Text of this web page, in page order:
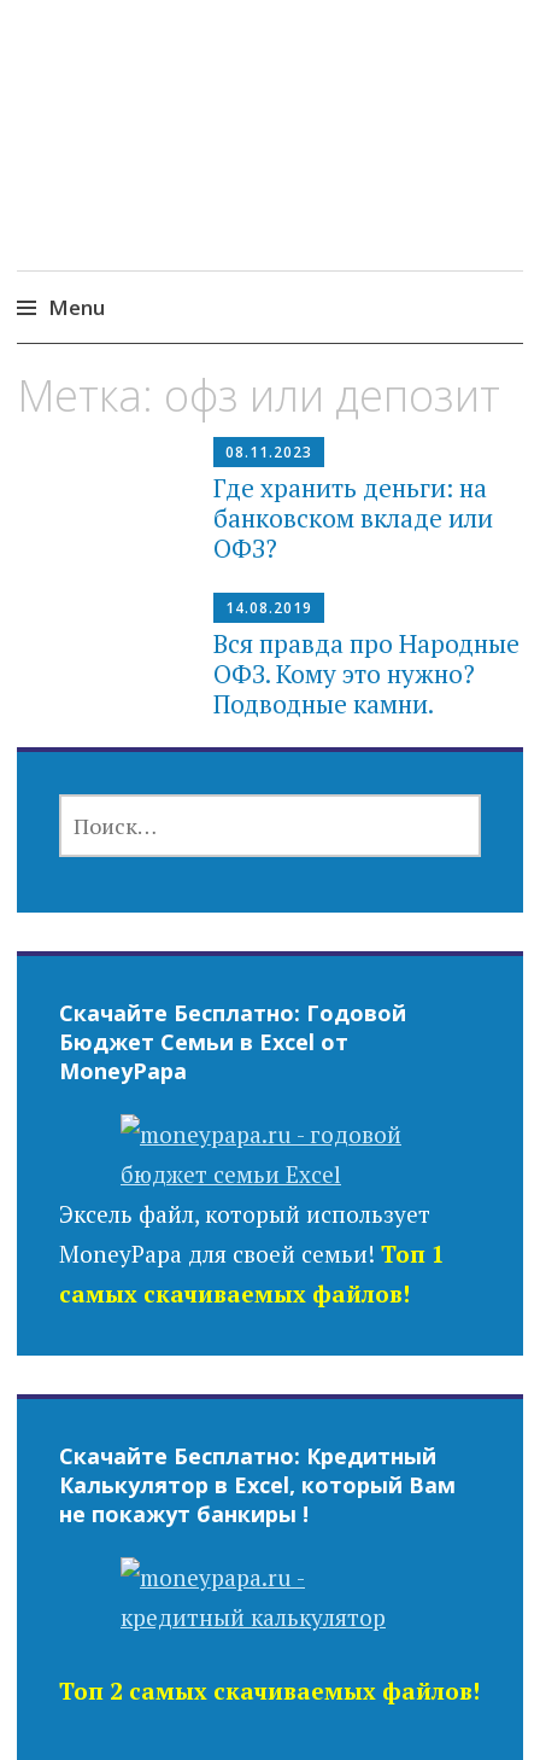
Menu
to
Метка: офз или депозит
08.11.2023
Где хранить деньги: на
банковском вкладе или
ОФЗ?
14.08.2019
Вся правда про Народные
ОФЗ. Кому это нужно?
Подводные камни.
Скачайте Бесплатно: Годовой
Бюджет Семьи в Excel от
MoneyPapa
Эксель файл, который использует
MoneyPapa для своей семьи! Топ 1
самых скачиваемых файлов!
Скачайте Бесплатно: Кредитный
Калькулятор в Excel, который Вам
не покажут банкиры !
Топ 2 самых скачиваемых файлов!